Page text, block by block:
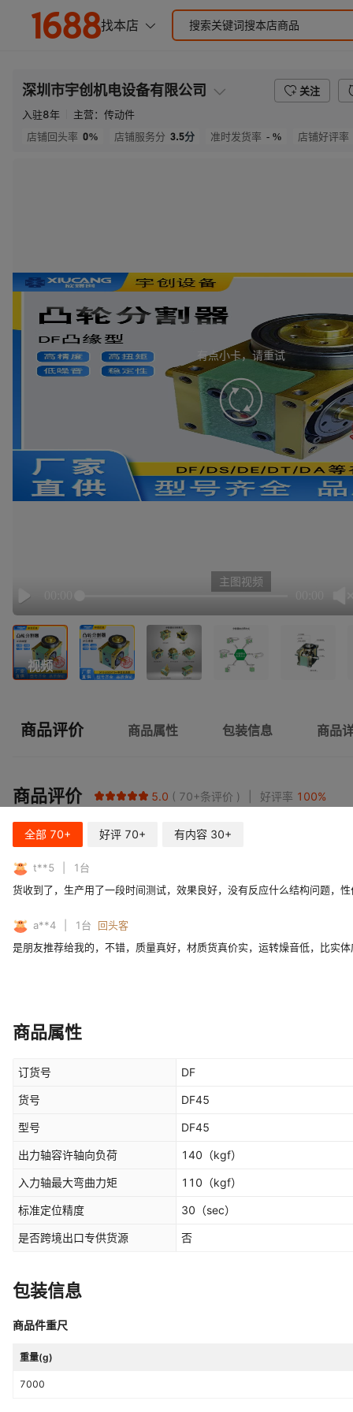
深圳市宇创机电设备有限公司
关注
入驻8年 主营： 传动件
店铺回头率 0% 店铺服务分 3.5分 准时发货率 - % 店铺好评率
有点小卡，请重试
retry
Play
主图视频
视频
商品评价 商品属性 包装信息 商品
商品评价 5.0 70+条评价 好评率 100%
全部 70+ 好评 70+ 有内容 30+
t**5 1台
货收到了，生产用了一段时间测试，效果良好，没有反应什么结构问题，
a**4 1台
回头客
是朋友推荐给我的，不错，质量真好，材质货真价实，运转燥音低，比实
商品属性
订货号 DF
货号 DF45
型号 DF45
出力轴容许轴向负荷 140 （kgf）
入力轴最大弯曲力矩 110 （kgf）
标准定位精度 30 （sec）
是否跨境出口专供货源 否
包装信息
商品件重尺
重量(g)
7000